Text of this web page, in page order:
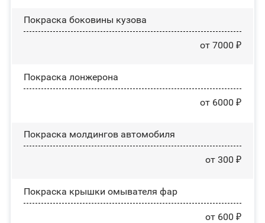
Покраска боковины кузова
от 7000 ₽
Покраска лонжерона
от 6000 ₽
Покраска молдингов автомобиля
от 300 ₽
Покраска крышки омывателя фар
от 600 ₽